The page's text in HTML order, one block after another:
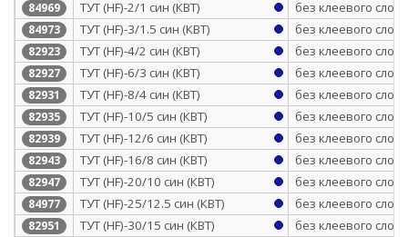
84969 ТУТ (HF)-2/1 син (КВТ) без клеевого слоя
84973 ТУТ (HF)-3/1.5 син (КВТ) без клеевого слоя
82923 ТУТ (HF)-4/2 син (КВТ) без клеевого слоя
82927 ТУТ (HF)-6/3 син (КВТ) без клеевого слоя
82931 ТУТ (HF)-8/4 син (КВТ) без клеевого слоя
82935 ТУТ (HF)-10/5 син (КВТ) без клеевого слоя
82939 ТУТ (HF)-12/6 син (КВТ) без клеевого слоя
82943 ТУТ (HF)-16/8 син (КВТ) без клеевого слоя
82947 ТУТ (HF)-20/10 син (КВТ) без клеевого слоя
84977 ТУТ (HF)-25/12.5 син (КВТ) без клеевого слоя
82951 ТУТ (HF)-30/15 син (КВТ) без клеевого слоя